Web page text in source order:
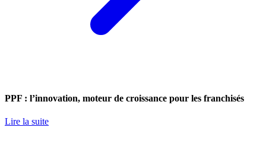
PPF : l’innovation, moteur de croissance pour les franchisés
Lire la suite